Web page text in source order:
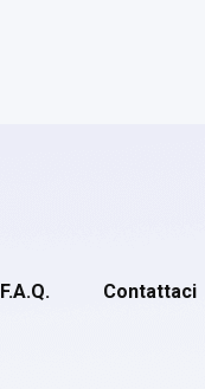
F.A.Q. Contattaci